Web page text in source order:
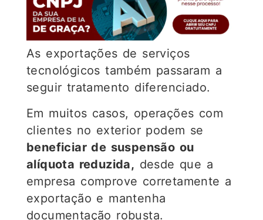
As exportações de serviços
tecnológicos também passaram a
seguir tratamento diferenciado.
Em muitos casos, operações com
clientes no exterior podem se
beneficiar de suspensão ou
alíquota reduzida, desde que a
empresa comprove corretamente a
exportação e mantenha
documentação robusta.